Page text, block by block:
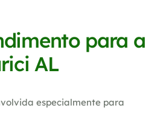
para a
AL
especialmente para